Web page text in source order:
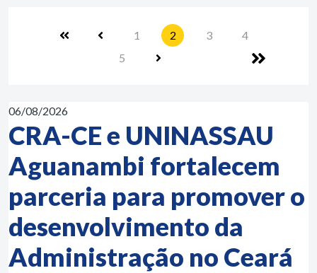
1 2 3
4
5
06/08/2026
CRA-CE e UNINASSAU
Aguanambi fortalecem
parceria para promover o
desenvolvimento da
Administração no Ceará